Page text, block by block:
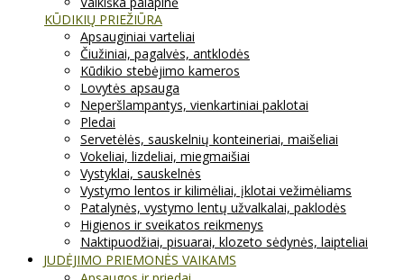
KŪDIKIŲ PRIEŽIŪRA
Apsauginiai varteliai
Čiužiniai, pagalvės, antklodės
Kūdikio stebėjimo kameros
Lovytės apsauga
Neperšlampantys, vienkartiniai paklotai
Pledai
Servetėlės, sauskelnių konteineriai, maišeliai
Vokeliai, lizdeliai, miegmaišiai
Vystyklai, sauskelnės
Vystymo lentos ir kilimėliai, įklotai vežimėliams
Patalynės, vystymo lentų užvalkalai, paklodės
Higienos ir sveikatos reikmenys
Naktipuodžiai, pisuarai, klozeto sėdynės, laipteliai
JUDĖJIMO PRIEMONĖS VAIKAMS